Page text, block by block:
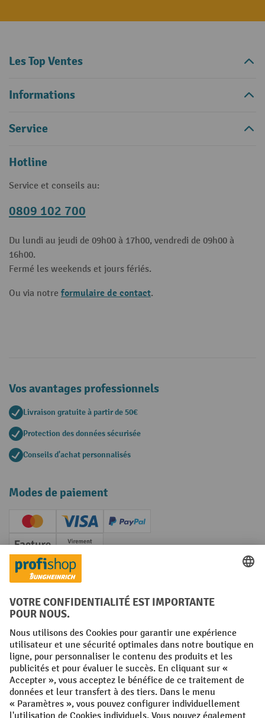
Les Top Ventes
Informations
Service
Hotline
Service et conseils au:
0809 102 700
Du lundi au jeudi de 09h00 à 17h00, vendredi de 09h00 à
16h00.
Fermé les weekends et jours fériés.
Ou via notre formulaire de contact.
Vos avantages professionnels
Livraison gratuite à partir de 50€
Protection des données sécurisée
Conseils d'achat personnalisés
Modes de paiement
Creditcard (Master)Creditcard (Visa)
PayPal
Réseaux sociaux
Facebook
YouTube
LinkedInInstagram
Conditions générales Mentions légales
Protection des Données Politique de cookies